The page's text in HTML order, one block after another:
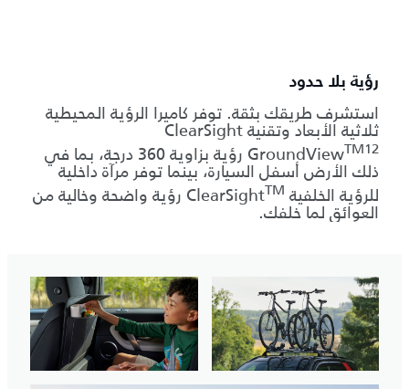
رؤية بلا حدود
استشرف طريقك بثقة. توفر كاميرا الرؤية المحيطية
ثلاثية الأبعاد وتقنية ClearSight
GroundViewTM12 ‎ رؤية بزاوية 360 درجة، بما في
ذلك الأرض أسفل السيارة، بينما توفر مرآة داخلية
للرؤية الخلفية ClearSight TM ‎ رؤية واضحة وخالية من
العوائق لما خلفك.